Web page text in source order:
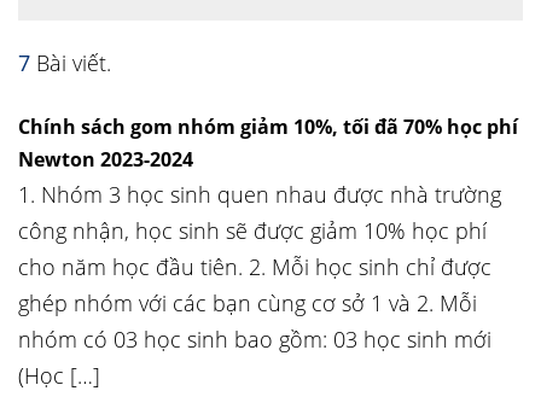
7 Bài viết.
Chính sách gom nhóm giảm 10%, tối đã 70% học phí
Newton 2023-2024
1. Nhóm 3 học sinh quen nhau được nhà trường
công nhận, học sinh sẽ được giảm 10% học phí
cho năm học đầu tiên. 2. Mỗi học sinh chỉ được
ghép nhóm với các bạn cùng cơ sở 1 và 2. Mỗi
nhóm có 03 học sinh bao gồm: 03 học sinh mới
(Học […]